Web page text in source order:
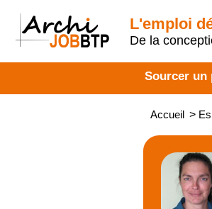
L'emploi
De la
Sourcer un
Accueil >